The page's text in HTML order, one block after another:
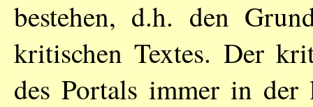
bestehen, d.h. den
kritischen Textes. Der
des Portals immer in der